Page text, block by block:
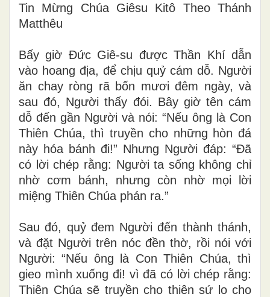
Tin Mừng Chúa Giêsu Kitô Theo Thánh
Matthêu
Bấy giờ Đức Giê-su được Thần Khí dẫn
vào hoang địa, để chịu quỷ cám dỗ. Người
ăn chay ròng rã bốn mươi đêm ngày, và
sau đó, Người thấy đói. Bây giờ tên cám
dỗ đến gần Người và nói: “Nếu ông là Con
Thiên Chúa, thì truyền cho những hòn đá
này hóa bánh đi!” Nhưng Người đáp: “Đã
có lời chép rằng: Người ta sống không chỉ
nhờ cơm bánh, nhưng còn nhờ mọi lời
miệng Thiên Chúa phán ra.”
Sau đó, quỷ đem Người đến thành thánh,
và đặt Người trên nóc đền thờ, rồi nói với
Người: “Nếu ông là Con Thiên Chúa, thì
gieo mình xuống đi! vì đã có lời chép rằng:
Thiên Chúa sẽ truyền cho thiên sứ lo cho